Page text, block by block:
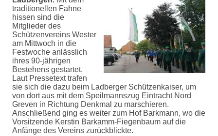
traditionellen Fahne
hissen sind die
Mitglieder des
Schützenvereins Wester
am Mittwoch in die
Festwoche anlässlich
ihres 90-jährigen
Bestehens gestartet.
Laut Pressetext trafen
sie sich die dazu beim Ladberger Schützenkaiser, um
von dort aus mit dem Speilmannszug Eintracht Nord
Greven in Richtung Denkmal zu marschieren.
Anschließend ging es weiter zum Hof Barkmann, wo die
Vorsitzende Kerstin Barkamm-Fiegenbaum auf die
Anfänge des Vereins zurückblickte.